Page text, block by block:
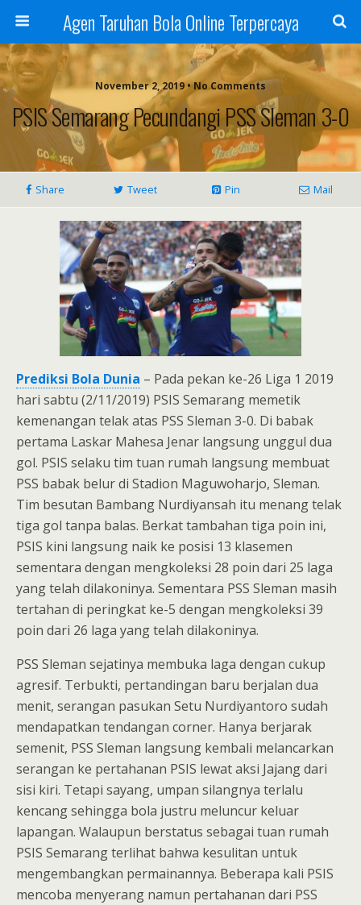
Agen Taruhan Bola Online Terpercaya
November 2, 2019 • No Comments
PSIS Semarang Pecundangi PSS Sleman 3-0
Share Tweet Pin Mail
Prediksi Bola Dunia – Pada pekan ke-26 Liga 1 2019
hari sabtu (2/11/2019) PSIS Semarang memetik
kemenangan telak atas PSS Sleman 3-0. Di babak
pertama Laskar Mahesa Jenar langsung unggul dua
gol. PSIS selaku tim tuan rumah langsung membuat
PSS babak belur di Stadion Maguwoharjo, Sleman.
Tim besutan Bambang Nurdiyansah itu menang telak
tiga gol tanpa balas. Berkat tambahan tiga poin ini,
PSIS kini langsung naik ke posisi 13 klasemen
sementara dengan mengkoleksi 28 poin dari 25 laga
yang telah dilakoninya. Sementara PSS Sleman masih
tertahan di peringkat ke-5 dengan mengkoleksi 39
poin dari 26 laga yang telah dilakoninya.
PSS Sleman sejatinya membuka laga dengan cukup
agresif. Terbukti, pertandingan baru berjalan dua
menit, serangan pasukan Setu Nurdiyantoro sudah
mendapatkan tendangan corner. Hanya berjarak
semenit, PSS Sleman langsung kembali melancarkan
serangan ke pertahanan PSIS lewat aksi Jajang dari
sisi kiri. Tetapi sayang, umpan silangnya terlalu
kencang sehingga bola justru meluncur keluar
lapangan. Walaupun berstatus sebagai tuan rumah
PSIS Semarang terlihat bahwa kesulitan untuk
mengembangkan permainannya. Beberapa kali PSIS
mencoba menyerang namun pertahanan dari PSS